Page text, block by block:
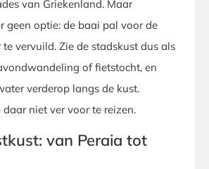
van Griekenland. Maar
geen optie: de baai pal voor de
vervuild. Zie de stadskust dus als
of fietstocht, en
verderop langs de kust.
niet ver voor te reizen.
van Peraia tot